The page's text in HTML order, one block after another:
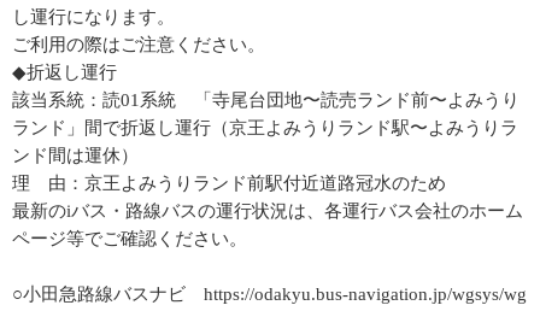
し運行になります。
ご利用の際はご注意ください。
◆折返し運行
該当系統：読01系統 「寺尾台団地〜読売ランド前〜よみうり
ランド」間で折返し運行（京王よみうりランド駅〜よみうりラ
ンド間は運休）
理 由：京王よみうりランド前駅付近道路冠水のため
最新のiバス・路線バスの運行状況は、各運行バス会社のホーム
ページ等でご確認ください。
○小田急路線バスナビ https://odakyu.bus-navigation.jp/wgsys/wg